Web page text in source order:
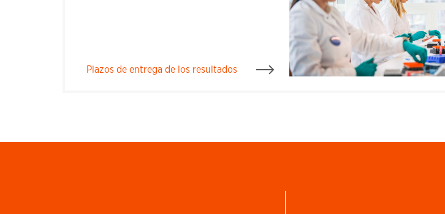
Plazos de entrega de los resultados